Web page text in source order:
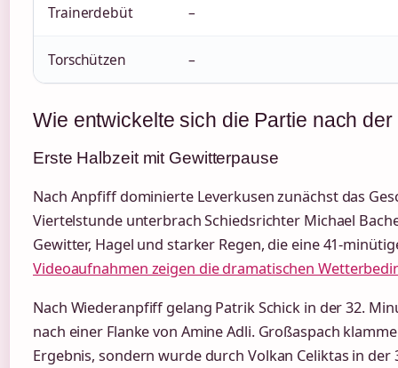
Trainerdebüt –
Torschützen –
Wie entwickelte sich die Partie nach
Erste Halbzeit mit Gewitterpause
Nach Anpfiff dominierte Leverkusen zunächst das
Viertelstunde unterbrach Schiedsrichter Michael
Gewitter, Hagel und starker Regen, die eine 41-
Videoaufnahmen zeigen die dramatischen
Nach Wiederanpfiff gelang Patrik Schick in der 32.
nach einer Flanke von Amine Adli. Großaspach
Ergebnis, sondern wurde durch Volkan Celiktas in der